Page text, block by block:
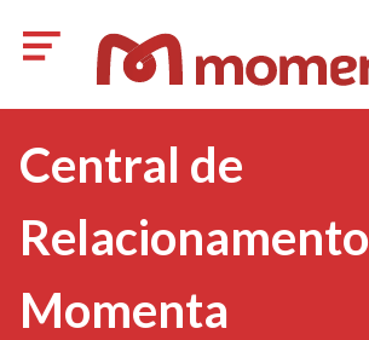
Central de
Relacionamento
Momenta